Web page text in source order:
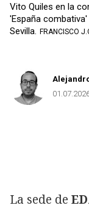
Vito Quiles en la
'España combativa'
Sevilla. FRANCISCO
La sede de